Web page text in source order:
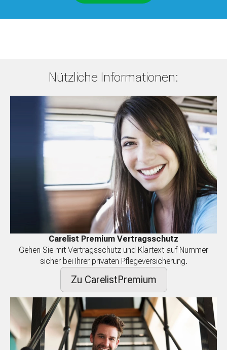
Nützliche Informationen:
Carelist Premium Vertragsschutz
Gehen Sie mit Vertragsschutz und Klartext auf Nummer
sicher bei Ihrer privaten Pflegeversicherung.
Zu CarelistPremium